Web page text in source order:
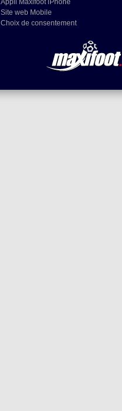
Appli Maxifoot iPhone
Site web Mobile
Choix de consentement